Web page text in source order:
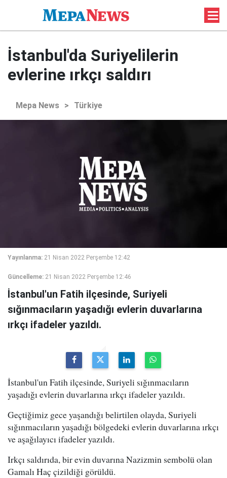
İstanbul'da Suriyelilerin
evlerine ırkçı saldırı
Mepa News > Türkiye
Yayınlanma: 21 Nisan 2022 Perşembe 12:42
Güncelleme: 21 Nisan 2022 Perşembe 12:46
İstanbul'un Fatih ilçesinde, Suriyeli
sığınmacıların yaşadığı evlerin duvarlarına
ırkçı ifadeler yazıldı.
İstanbul'un Fatih ilçesinde, Suriyeli sığınmacıların
yaşadığı evlerin duvarlarına ırkçı ifadeler yazıldı.
Geçtiğimiz gece yaşandığı belirtilen olayda, Suriyeli
sığınmacıların yaşadığı bölgedeki evlerin duvarlarına ırkçı
ve aşağılayıcı ifadeler yazıldı.
Irkçı saldırıda, bir evin duvarına Nazizmin sembolü olan
Gamalı Haç çizildiği görüldü.